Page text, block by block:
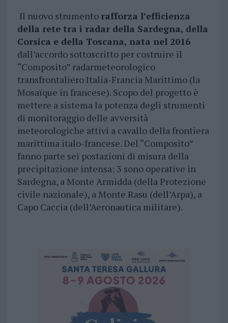
Il nuovo strumento rafforza l’efficienza
della rete tra i radar della Sardegna, della
Corsica e della Toscana, nata nel 2016
dall’accordo sottoscritto per costruire il
“Composito” radarmeteorologico
transfrontaliero Italia-Francia Marittimo (la
Mosaïque in francese). Scopo del progetto è
mettere a sistema la potenza degli strumenti
di monitoraggio delle avversità
meteorologiche attivi a cavallo della frontiera
marittima italo-francese.Del “Composito”
fanno parte sei postazioni di misura della
precipitazione intensa: 3 sono operative in
Sardegna, a Monte Armidda (della Protezione
civile nazionale), a Monte Rasu (dell’Arpa), a
Capo Caccia (dell’Aeronautica militare).